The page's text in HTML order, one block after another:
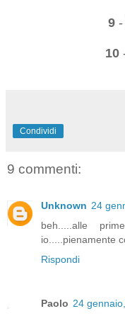
9 -
10
Condividi
9 commenti:
Unknown 24
beh.....alle
io.....pienamente
Rispondi
Paolo 24